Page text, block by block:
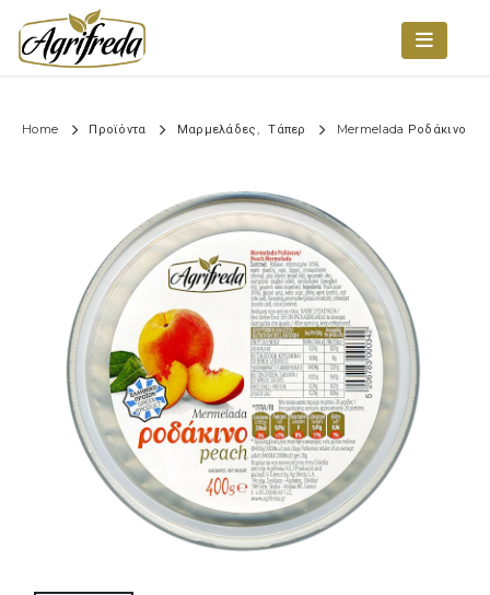
Home Προϊόντα Μαρμελάδες Τάπερ Mermelada Ροδάκινο